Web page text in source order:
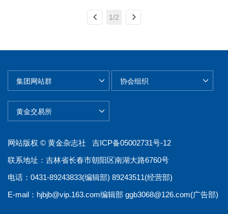
1/2
网站版权 © 黄金杂志社 吉ICP备05002731号-12
联系地址：吉林省长春市朝阳区南湖大路6760号
电话：0431-89243833(编辑部) 89243511(经营部)
E-mail： hjbjb@vip.163.com编辑部 ggb3068@126.com(广告部)